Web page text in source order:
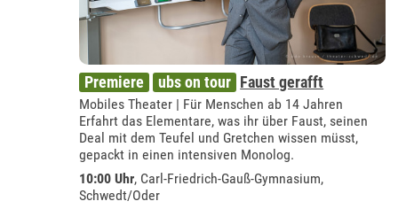
Premiere ubs on tour Faust gerafft
Mobiles Theater | Für Menschen ab 14 Jahren
Erfahrt das Elementare, was ihr über Faust, seinen
Deal mit dem Teufel und Gretchen wissen müsst,
gepackt in einen intensiven Monolog.
10:00 Uhr, Carl-Friedrich-Gauß-Gymnasium,
Schwedt/Oder